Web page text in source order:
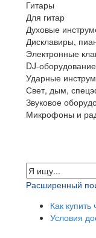
Гитары
Для гитар
Духовые
Дисклавиры,
Электронные
DJ-оборудование
Ударные
Свет, дым,
Звуковое
Микрофоны и
Расширенный
Как
Условия